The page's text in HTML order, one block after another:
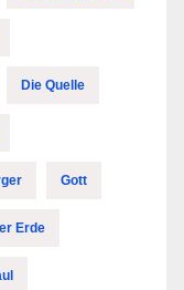
Die Quelle
Gott
Erde